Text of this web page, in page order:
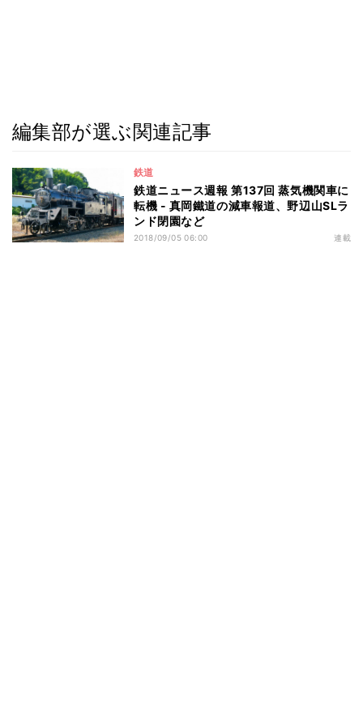
編集部が選ぶ関連記事
鉄道
鉄道ニュース週報 第137回 蒸気機関車に
転機 - 真岡鐵道の減車報道、野辺山SLラ
ンド閉園など
2018/09/05 06:00 連載